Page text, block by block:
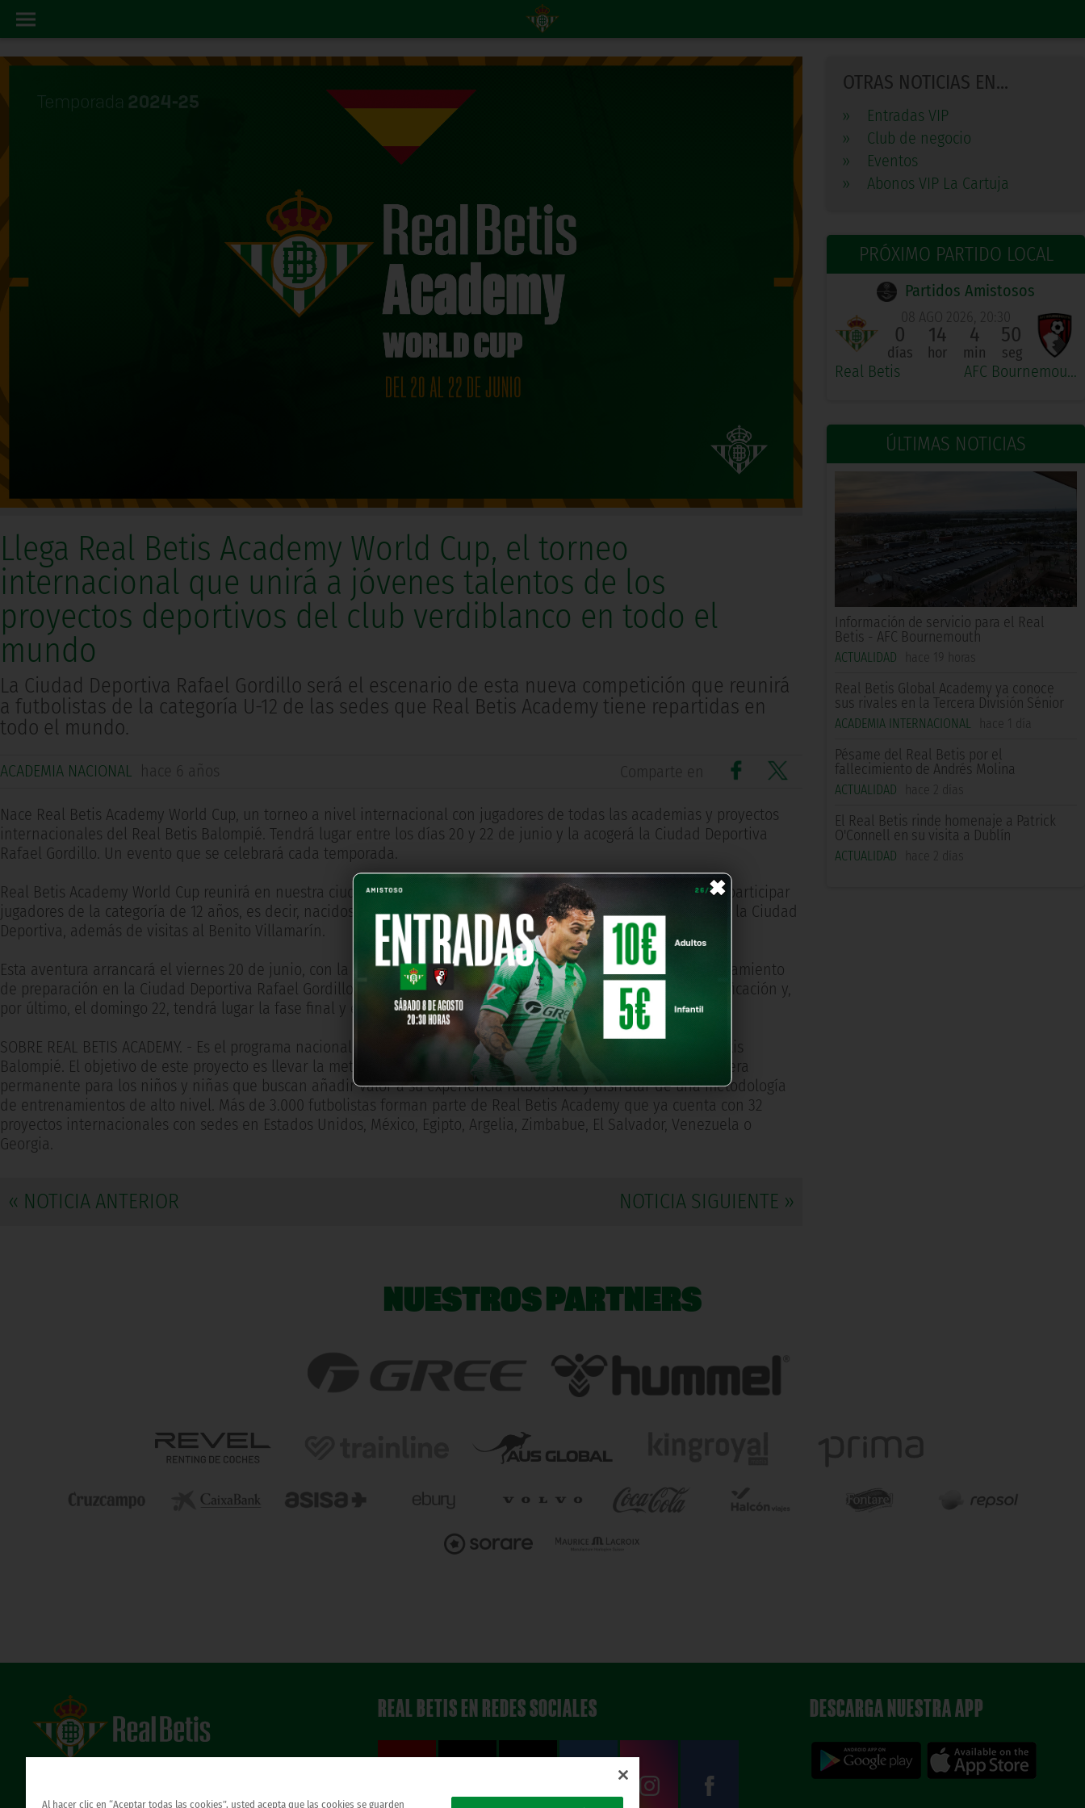
×
OTRAS NOTICIAS EN...
»
Entradas VIP
»
Club de negocio
»
Eventos
»
Abonos VIP La Cartuja
PRÓXIMO PARTIDO LOCAL
Partidos Amistosos
Real Betis
08 AGO 2026, 20:30
0
días
14
hor
4
min
49
seg
AFC Bournemouth
ÚLTIMAS NOTICIAS
Información de servicio para el Real
Betis - AFC Bournemouth
ACTUALIDAD hace 19 horas
Real Betis Global Academy ya conoce
sus rivales en la Tercera División Sénior
ACADEMIA INTERNACIONAL hace 1 día
Pésame del Real Betis por el
fallecimiento de Andrés Molina
ACTUALIDAD hace 2 días
El Real Betis rinde homenaje a Patrick
O'Connell en su visita a Dublín
ACTUALIDAD hace 2 días
Llega Real Betis Academy World Cup, el torneo
internacional que unirá a jóvenes talentos de los
proyectos deportivos del club verdiblanco en todo el
mundo
La Ciudad Deportiva Rafael Gordillo será el escenario de esta nueva competición que reunirá
a futbolistas de la categoría U-12 de las sedes que Real Betis Academy tiene repartidas en
todo el mundo.
ACADEMIA NACIONAL hace 6 años Comparte en
Nace Real Betis Academy World Cup, un torneo a nivel internacional con jugadores de todas las academias y proyectos
internacionales del Real Betis Balompié. Tendrá lugar entre los días 20 y 22 de junio y la acogerá la Ciudad Deportiva
Rafael Gordillo. Un evento que se celebrará cada temporada.
Real Betis Academy World Cup reunirá en nuestra ciudad a futbolistas de América, África y Asia. En ella podrán participar
jugadores de la categoría de 12 años, es decir, nacidos entre 2013 y 2014. Podrán disfrutar de entrenamientos en la Ciudad
Deportiva, además de visitas al Benito Villamarín.
Esta aventura arrancará el viernes 20 de junio, con la llegada de futbolistas y familiares a la ciudad y un entrenamiento
de preparación en la Ciudad Deportiva Rafael Gordillo. El sábado comenzará la competición con la fase de clasificación y,
por último, el domingo 22, tendrá lugar la fase final y el cierre del torneo.
SOBRE REAL BETIS ACADEMY. - Es el programa nacional e internacional de desarrollo del fútbol base del Real Betis
Balompié. El objetivo de este proyecto es llevar la metodología del Club verdiblanco por todo el mundo de manera
permanente para los niños y niñas que buscan añadir valor a su experiencia futbolística y disfrutar de una metodología
de entrenamientos de alto nivel. Más de 3.000 futbolistas forman parte de Real Betis Academy que ya cuenta con 32
proyectos internacionales con sedes en Estados Unidos, México, Egipto, Argelia, Zimbabue, El Salvador, Venezuela o
Georgia.
« NOTICIA ANTERIOR NOTICIA SIGUIENTE »
NUESTROS PARTNERS
REAL BETIS EN REDES SOCIALES DESCARGA NUESTRA APP
Al hacer clic en “Aceptar todas las cookies”, usted acepta que las cookies se guarden